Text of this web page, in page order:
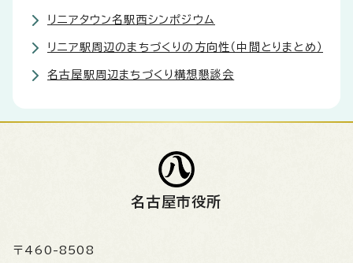
リニアタウン名駅西シンポジウム
リニア駅周辺のまちづくりの方向性（中間とりまとめ）
名古屋駅周辺まちづくり構想懇談会
名古屋市役所
〒460-8508